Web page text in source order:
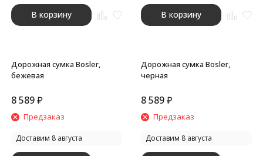
В корзину В корзину
Дорожная сумка Bosler,
бежевая
8 589₽
Предзаказ
Доставим 8 августа
Дорожная сумка Bosler,
черная
8 589₽
Предзаказ
Доставим 8 августа